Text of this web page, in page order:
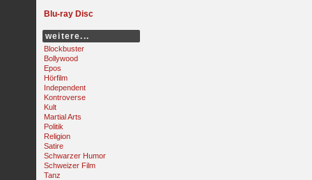
Blu-ray Disc
weitere...
Blockbuster
Bollywood
Epos
Hörfilm
Independent
Kontroverse
Kult
Martial Arts
Politik
Religion
Satire
Schwarzer Humor
Schweizer Film
Tanz